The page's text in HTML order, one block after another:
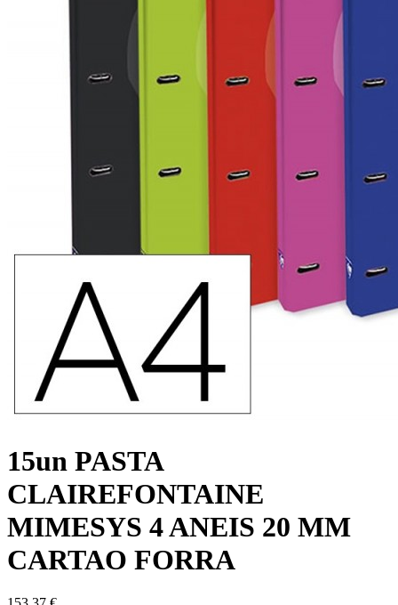
15un PASTA
CLAIREFONTAINE
MIMESYS 4 ANEIS 20 MM
CARTAO FORRA